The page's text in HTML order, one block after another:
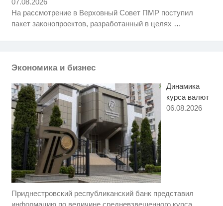
07.08.2026
На рассмотрение в Верховный Совет ПМР поступил
пакет законопроектов, разработанный в целях …
Экономика и бизнес
Динамика
курса валют
06.08.2026
Приднестровский республиканский банк представил
информацию по величине средневзвешенного курса …
Королева вагона отожгла! Видео
не оставит равнодушным
i
Ролик длится пару секунд, но